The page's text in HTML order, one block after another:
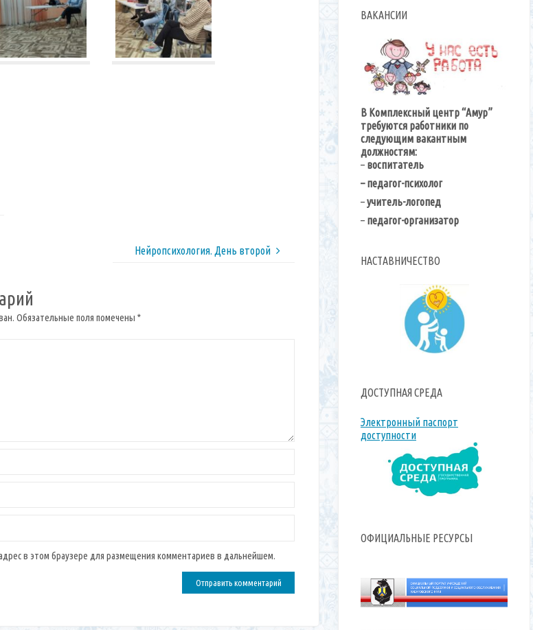
Нейропсихология. День второй
Обязательные поля помечены *
в этом браузере для размещения комментариев в дальнейшем.
ВАКАНСИИ
В Комплексный центр “Амур”
требуются работники по
следующим вакантным
должностям:
– воспитатель
– педагог-психолог
–учитель-логопед
– педагог-организатор
НАСТАВНИЧЕСТВО
ДОСТУПНАЯ СРЕДА
Электронный паспорт
доступности
ОФИЦИАЛЬНЫЕ РЕСУРСЫ